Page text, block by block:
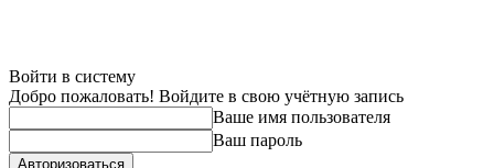
Войти в систему
Добро пожаловать! Войдите в свою учётную запись
Ваше имя пользователя
Ваш пароль